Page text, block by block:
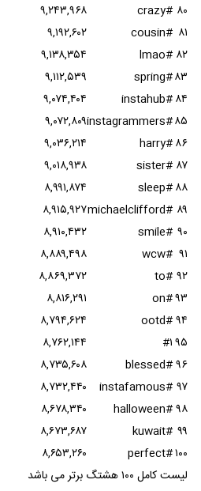
۸۰ #crazy
۹,۲۴۳,۹۶۸
۸۱ #cousin
۹,۱۹۲,۶۰۲
۸۲ #lmao
۹,۱۳۸,۳۵۴
۸۳#spring
۹,۱۱۲,۵۳۹
۸۴#instahub
۹,۰۷۴,۴۰۴
۸۵#instagrammers
۹,۰۷۲,۸۰۹
۸۶#harry
۹,۰۳۶,۲۱۴
۸۷ #sister
۹,۰۱۸,۹۳۸
۸۸#sleep
۸,۹۹۱,۸۷۴
۸۹ #michaelclifford
۸,۹۱۵,۹۲۷
۹۰ #smile
۸,۹۱۰,۴۳۲
۹۱ #wcw
۸,۸۸۹,۴۹۸
۹۲ #to
۸,۸۶۹,۳۷۲
۹۳#on
۸,۸۱۶,۲۹۱
۹۴#ootd
۸,۷۹۴,۶۲۴
۹۵#۱
۸,۷۶۲,۱۴۴
۹۶#blessed
۸,۷۳۵,۶۰۸
۹۷ #instafamous
۸,۷۳۲,۴۴۰
۹۸#halloween
۸,۶۷۸,۳۴۰
۹۹ #kuwait
۸,۶۷۳,۶۸۷
۱۰۰#perfect
۸,۶۵۳,۲۶۰
لیست کامل ۱۰۰ هشتگ برتر می باشد